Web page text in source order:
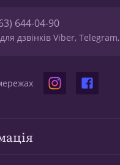
644-04-90
дзвінків Viber,